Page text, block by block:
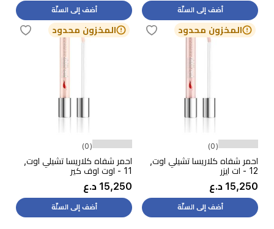
أضف إلى السلّة أضف إلى السلّة
المخزون محدود
(0)
احمر شفاه كلاريسا تشيلي اوت,
12 - ات ايزر
15,250 د.ع
أضف إلى السلّة
المخزون محدود
(0)
احمر شفاه كلاريسا تشيلي اوت,
11 - اوت اوف كير
15,250 د.ع
أضف إلى السلّة